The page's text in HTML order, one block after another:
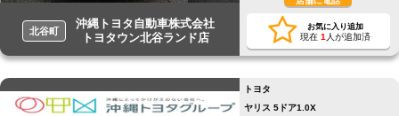
北谷町
沖縄トヨタ自動車株式会社
トヨタウン北谷ランド店
お気に入り追加
現在 1 人が追加済
トヨタ
ヤリス 5ドア1.0X